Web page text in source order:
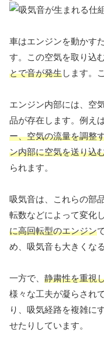
車はエンジンを動かす
す。この空気を取り込む
とで音が発生します。
エンジン内部には、空
品が存在します。例えば
ー、空気の流量を調整
ン内部に空気を送り込
られます。
吸気音は、これらの部
転数などによって変化
に高回転型のエンジン
め、吸気音も大きくな
一方で、 静粛性を重視
様々な工夫が凝らされ
り、吸気経路を複雑に
せたりしています。